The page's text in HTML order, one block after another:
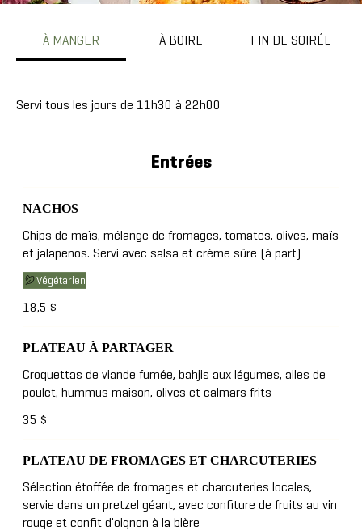
À MANGER À BOIRE FIN DE SOIRÉE
Servi tous les jours de 11h30 à 22h00
Entrées
NACHOS
Chips de maïs, mélange de fromages, tomates, olives, maïs
18,5 $
Végétarien
PLATEAU À PARTAGER
Croquettas de viande fumée, bahjis aux légumes, ailes de
poulet, hummus maison, olives et calmars frits
35 $
PLATEAU DE FROMAGES ET CHARCUTERIES
Sélection étoffée de fromages et charcuteries locales,
servie dans un pretzel géant, avec confiture de fruits au vin
rouge et confit d'oignon à la bière